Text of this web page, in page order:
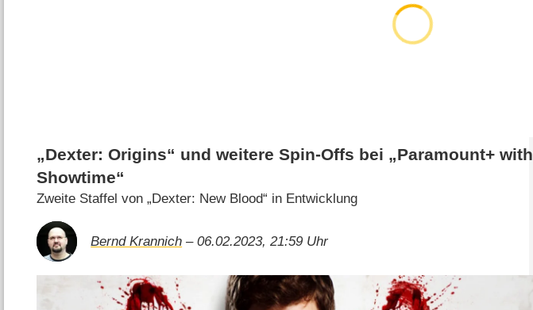
„Dexter: Origins“ und weitere Spin-Offs bei „Paramount+ with
Showtime“
Zweite Staffel von „Dexter: New Blood“ in Entwicklung
Bernd Krannich – 06.02.2023, 21:59 Uhr